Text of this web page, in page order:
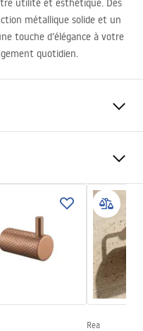
utilité et esthétique. Des
métallique solide et un
touche d’élégance à votre
quotidien.
mm
mm
_24.pdf
Rea